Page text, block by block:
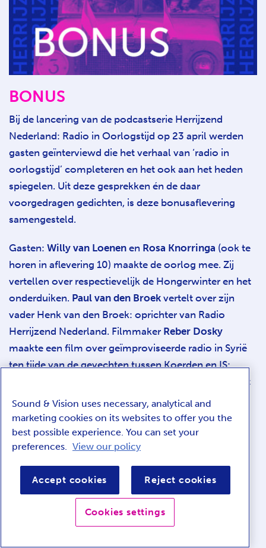
BONUS
Bij de lancering van de podcastserie Herrijzend
Nederland: Radio in Oorlogstijd op 23 april werden
gasten geïnterviewd die het verhaal van ‘radio in
oorlogstijd’ completeren en het ook aan het heden
spiegelen. Uit deze gesprekken én de daar
voorgedragen gedichten, is deze bonusaflevering
samengesteld.
Gasten: Willy van Loenen en Rosa Knorringa (ook te
horen in aflevering 10) maakte de oorlog mee. Zij
vertellen over respectievelijk de Hongerwinter en het
onderduiken. Paul van den Broek vertelt over zijn
vader Henk van den Broek: oprichter van Radio
Herrijzend Nederland. Filmmaker Reber Dosky
maakte een film over geïmproviseerde radio in Syrië
ten tijde van de gevechten tussen Koerden en IS:
realiseert
radiostations in vluchtelingenkampen, die werelden
verbinden. Ruth van Rossumdraagt gedichten voor
over de oorlog, van eigen en andermans hand:
Essen, uit diens bundel
Alleen de warme dagen
waren echt(uitgeverij Atlas Contact, 2022).
Ghettokinderenvan Hanny Michaelis, uit
Sound & Vision uses necessary, analytical and
marketing cookies on its websites to offer you the
best possible experience. You can set your
preferences. View our policy
Accept cookies Reject cookies
Cookies settings